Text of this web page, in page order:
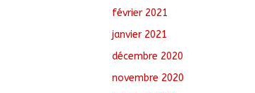
février 2021
janvier 2021
décembre 2020
novembre 2020